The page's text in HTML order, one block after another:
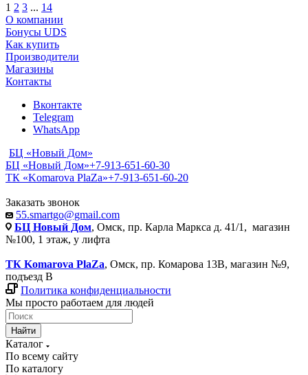
1 2 3 ... 14
О компании
Бонусы UDS
Как купить
Производители
Магазины
Контакты
Вконтакте
Telegram
WhatsApp
БЦ «Новый Дом»
БЦ «Новый Дом»+7-913-651-60-30
ТК «Komarova PlaZa»+7-913-651-60-20
Заказать звонок
55.smartgo@gmail.com
БЦ Новый Дом, Омск, пр. Карла Маркса д. 41/1, магазин
№100, 1 этаж, у лифта
ТК Komarova PlaZa, Омск, пр. Комарова 13В, магазин №9,
подъезд В
Политика конфиденциальности
Мы просто работаем для людей
Найти
Каталог
По всему сайту
По каталогу